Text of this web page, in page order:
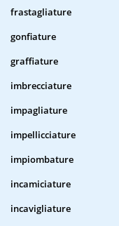
frastagliature
gonfiature
graffiature
imbrecciature
impagliature
impellicciature
impiombature
incamiciature
incavigliature